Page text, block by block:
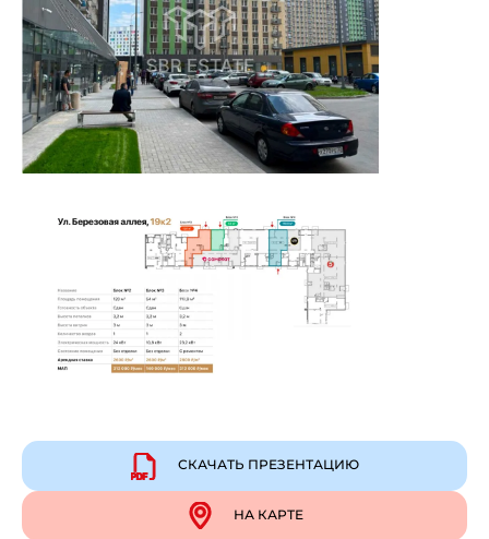
СКАЧАТЬ ПРЕЗЕНТАЦИЮ
НА КАРТЕ